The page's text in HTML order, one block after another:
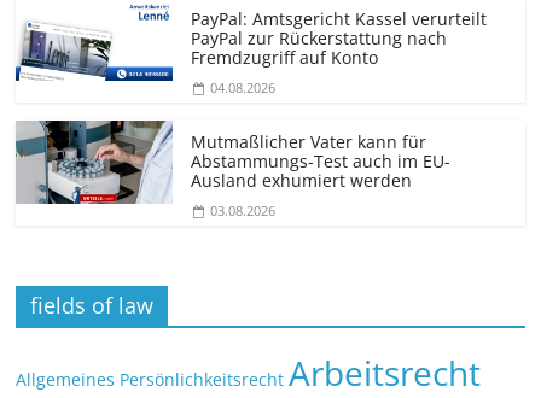
PayPal: Amtsgericht Kassel verurteilt
PayPal zur Rückerstattung nach
Fremdzugriff auf Konto
04.08.2026
Mutmaßlicher Vater kann für
Abstammungs-Test auch im EU-
Ausland exhumiert werden
03.08.2026
fields of law
Allgemeines Persönlichkeitsrecht Arbeitsrecht